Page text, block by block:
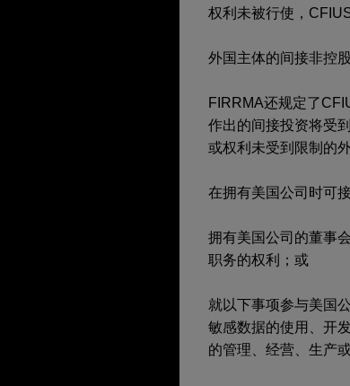
权利未被行使，
外国主体的间接非控
FIRRMA还规定了
作出的间接投资将受
或权利未受到限制的
在拥有美国公司时可
拥有美国公司的董事
职务的权利；或
就以下事项参与美国
敏感数据的使用、开
的管理、经营、生产或